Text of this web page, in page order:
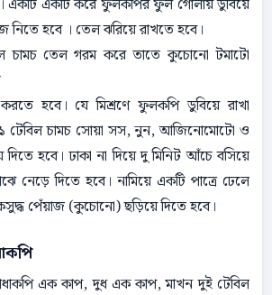
একটি একটি করে ফুলকপির ফুল গোলায় ডুবিয়ে
নিতে হবে । তেল ঝরিয়ে রাখতে হবে।
চামচ তেল গরম করে তাতে কুচোনো টমাটো
করতে হবে। যে মিশ্রণে ফুলকপি ডুবিয়ে রাখা
১ টেবিল চামচ সোয়া সস, নুন, আজিনোমোটো ও
হবে। ঢাকা না দিয়ে দু মিনিট আঁচে বসিয়ে
নেড়ে দিতে হবে। নামিয়ে একটি পাত্রে ঢেলে
পেঁয়াজ (কুচোনো) ছড়িয়ে দিতে হবে।
এক কাপ, দুধ এক কাপ, মাখন দুই টেবিল